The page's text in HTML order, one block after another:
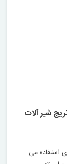
شیر آلات
استفاده می